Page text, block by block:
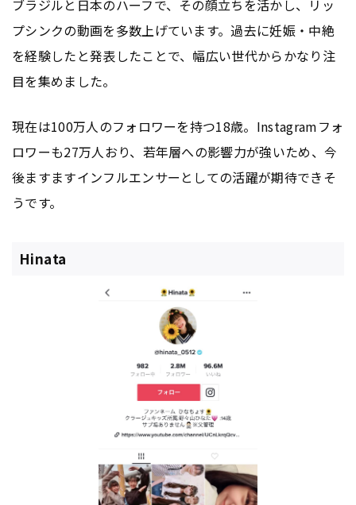
ブラジルと日本のハーフで、その顔立ちを活かし、リッ
プシンクの動画を多数上げています。過去に妊娠・中絶
を経験したと発表したことで、幅広い世代からかなり注
目を集めました。
現在は100万人のフォロワーを持つ18歳。Instagramフォ
ロワーも27万人おり、若年層への影響力が強いため、今
後ますますインフルエンサーとしての活躍が期待できそ
うです。
Hinata